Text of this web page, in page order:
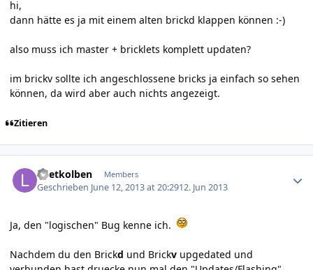
hi,
dann hätte es ja mit einem alten brickd klappen können :-)
also muss ich master + bricklets komplett updaten?
im brickv sollte ich angeschlossene bricks ja einfach so sehen
können, da wird aber auch nichts angezeigt.
Zitieren
Loetkolben Members
Geschrieben June 12, 2013 at 20:2912. Jun 2013
Ja, den "logischen" Bug kenne ich.
Nachdem du den Brickd und Brickv upgedated und